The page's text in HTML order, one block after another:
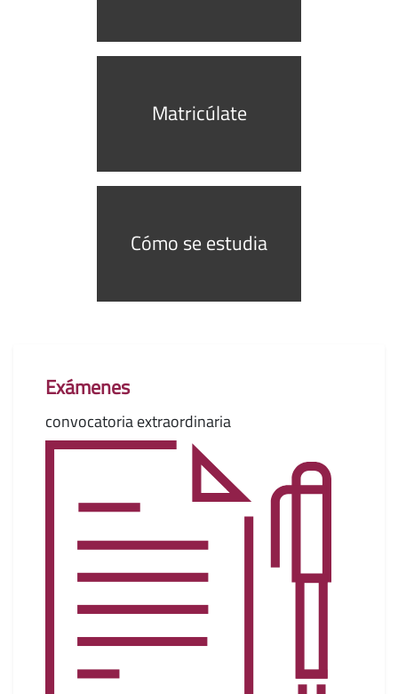
Matricúlate
Cómo se estudia
Exámenes
convocatoria extraordinaria